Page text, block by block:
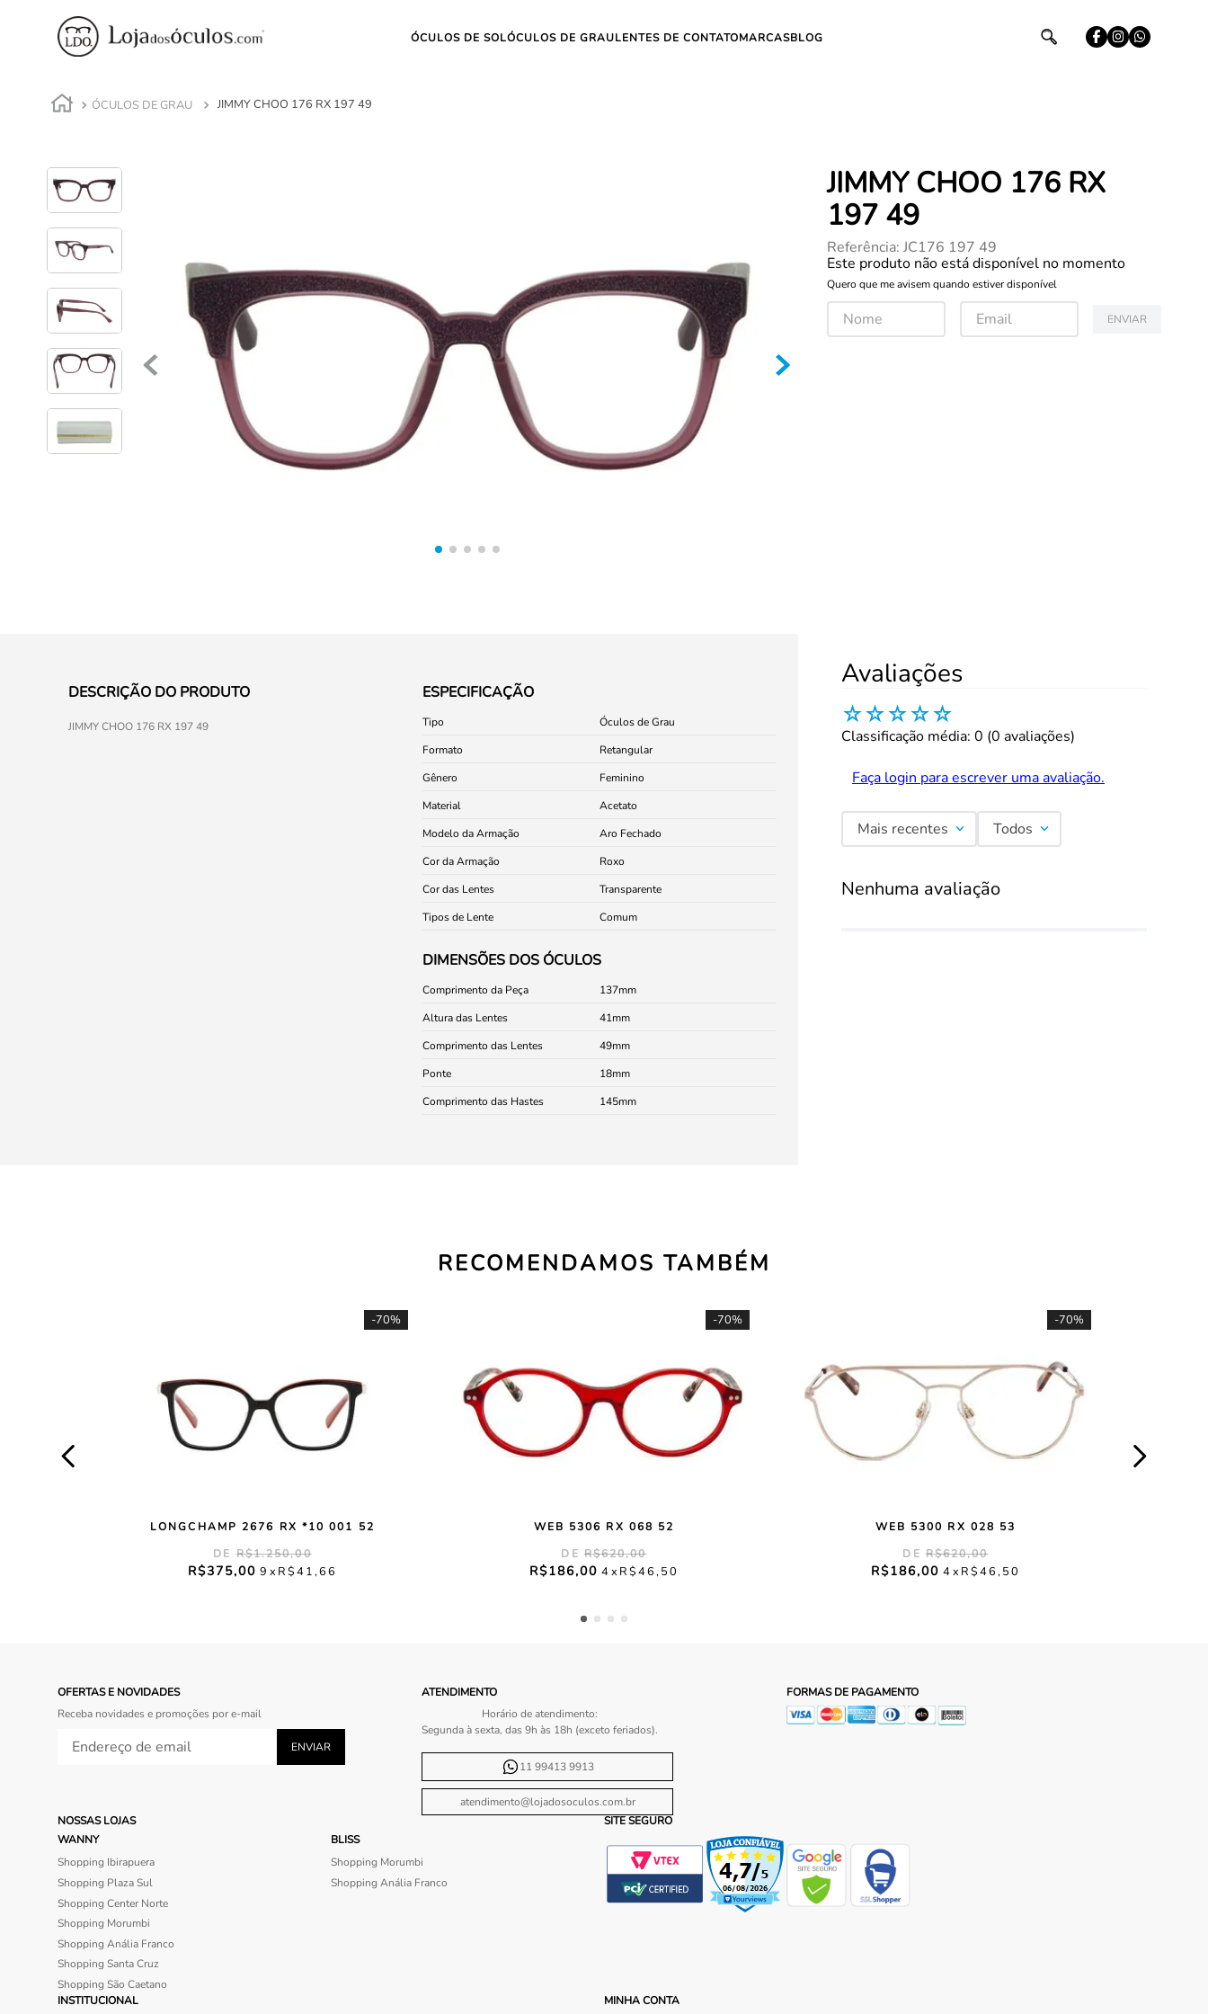
ÓCULOS DE SOLÓCULOS DE GRAULENTES DE CONTATOMARCASBLOG
ÓCULOS DE GRAU JIMMY CHOO 176 RX 197 49
JIMMY CHOO 176 RX
197 49
Referência: JC176 197 49
Este produto não está disponível no momento
Quero que me avisem quando estiver disponível
ENVIAR
DESCRIÇÃO DO PRODUTO
JIMMY CHOO 176 RX 197 49
ESPECIFICAÇÃO
Tipo
Óculos de Grau
Formato
Retangular
Gênero
Feminino
Material
Acetato
Modelo da Armação
Aro Fechado
Cor da Armação
Roxo
Cor das Lentes
Transparente
Tipos de Lente
Comum
DIMENSÕES DOS ÓCULOS
Comprimento da Peça
137
Altura das Lentes
41
Comprimento das Lentes
49
Ponte
18
Comprimento das Hastes
145
Avaliações
☆☆☆☆☆
Classificação média: 0 (0 avaliações)
Faça login para escrever uma avaliação.
Mais recentes Todos
Nenhuma avaliação
RECOMENDAMOS TAMBÉM
-70%
LONGCHAMP 2676 RX *10 001 52
R$1.250,00
R$375,00 9 R$41,66
-70%
WEB 5306 RX 068 52
R$620,00
R$186,00 4 R$46,50
-70%
WEB 5300 RX 028 53
R$620,00
R$186,00 4 R$46,50
OFERTAS E NOVIDADES
Receba novidades e promoções por e-mail
ATENDIMENTO
Horário de atendimento:
Segunda à sexta, das 9h às 18h (exceto feriados).
11 99413 9913
atendimento@lojadosoculos.com.br
FORMAS DE PAGAMENTO
NOSSAS LOJAS
WANNY
Shopping Ibirapuera
Shopping Plaza Sul
Shopping Center Norte
Shopping Morumbi
Shopping Anália Franco
Shopping Santa Cruz
Shopping São Caetano
BLISS
Shopping Morumbi
Shopping Anália Franco
SITE SEGURO
INSTITUCIONAL MINHA CONTA